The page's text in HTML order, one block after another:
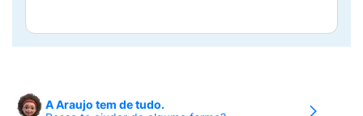
A Araujo tem de tudo.